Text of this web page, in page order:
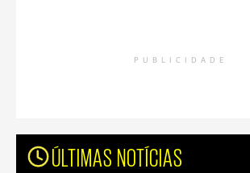
PUBLICIDADE
ÚLTIMAS NOTÍCIAS